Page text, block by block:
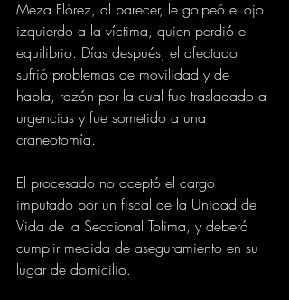
Meza Flórez, al parecer, le golpeó el ojo
izquierdo a la víctima, quien perdió el
equilibrio. Días después, el afectado
sufrió problemas de movilidad y de
habla, razón por la cual fue trasladado a
urgencias y fue sometido a una
craneotomía.
El procesado no aceptó el cargo
imputado por un fiscal de la Unidad de
Vida de la Seccional Tolima, y deberá
cumplir medida de aseguramiento en su
lugar de domicilio.